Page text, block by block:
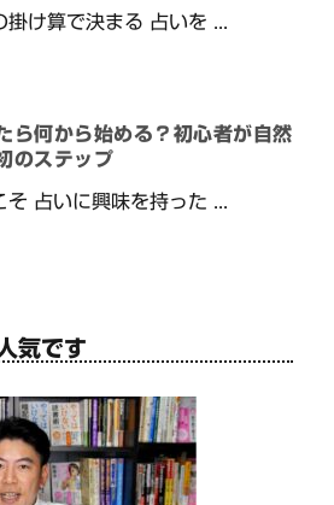
け算で決まる 占いを ...
ら何から始める？初心者が自然
のステップ
占いに興味を持った ...
気です